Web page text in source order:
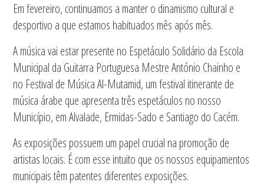
Em fevereiro, continuamos a manter o dinamismo cultural e
desportivo a que estamos habituados mês após mês.
A música vai estar presente no Espetáculo Solidário da Escola
Municipal da Guitarra Portuguesa Mestre António Chainho e
no Festival de Música Al-Mutamid, um festival itinerante de
música árabe que apresenta três espetáculos no nosso
Município, em Alvalade, Ermidas-Sado e Santiago do Cacém.
As exposições possuem um papel crucial na promoção de
artistas locais. É com esse intuito que os nossos equipamentos
municipais têm patentes diferentes exposições.